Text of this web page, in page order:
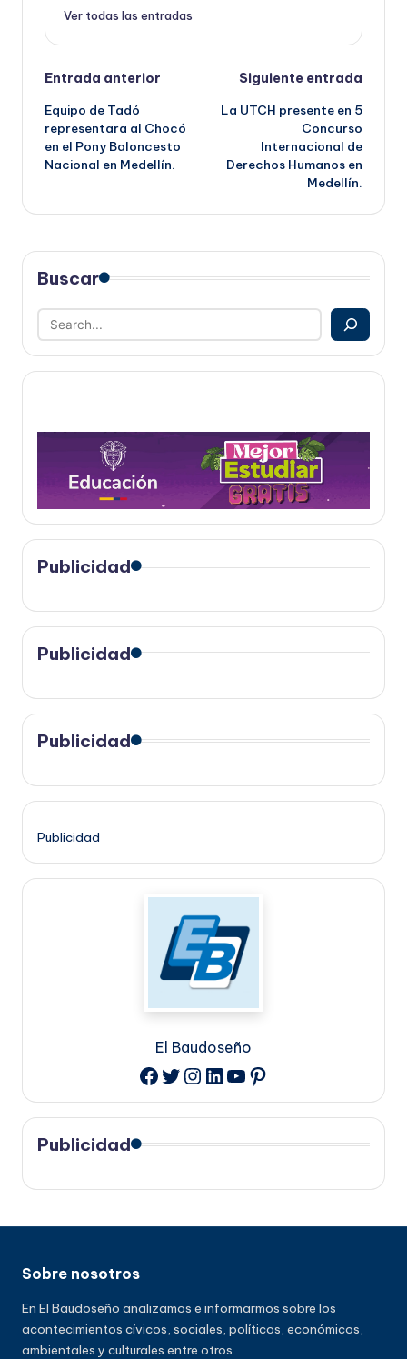
Ver todas las entradas
Navegación
de
entradas
Entrada anterior
Equipo de Tadó
representara al Chocó
en el Pony Baloncesto
Nacional en Medellín.
Siguiente entrada
La UTCH presente en 5
Concurso
Internacional de
Derechos Humanos en
Medellín.
Buscar
Publicidad
Publicidad
Publicidad
Publicidad
El Baudoseño
Facebook
Twitter
Instagram
LinkedIn
YouTube
Pinterest
Publicidad
Sobre nosotros
En El Baudoseño analizamos e informarmos sobre los
acontecimientos cívicos, sociales, políticos, económicos,
ambientales y culturales entre otros.